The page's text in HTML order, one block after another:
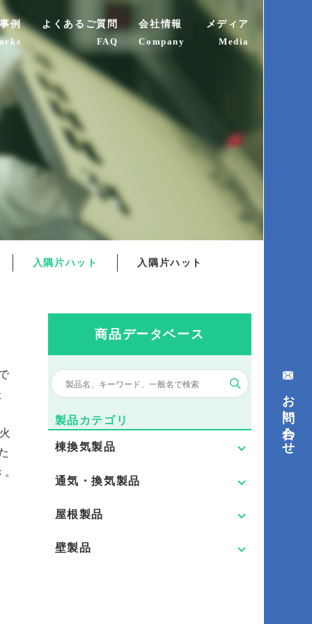
例 よくあるご質問
FAQ
会社情報
Company
メディア
Media
入隅片ハット 入隅片ハット
商品データベース
製品カテゴリ
棟換気製品
通気・換気製品
屋根製品
壁製品
お問い合わせ